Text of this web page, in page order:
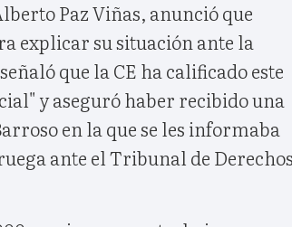
Paz Viñas, anunció que
explicar su situación ante la
que la CE ha calificado este
y aseguró haber recibido una
en la que se les informaba
ante el Tribunal de Derechos